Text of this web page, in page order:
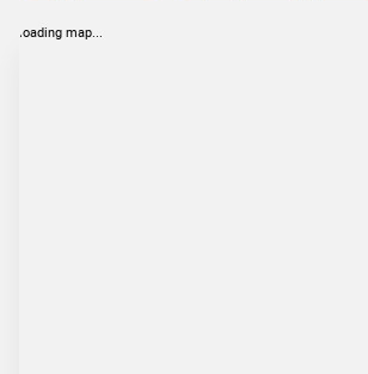
loading map...